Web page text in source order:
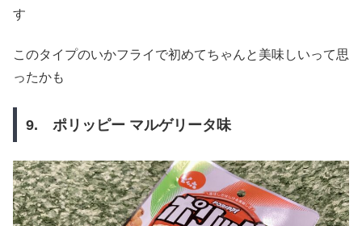
す
このタイプのいかフライで初めてちゃんと美味しいって思
ったかも
9. ポリッピー マルゲリータ味